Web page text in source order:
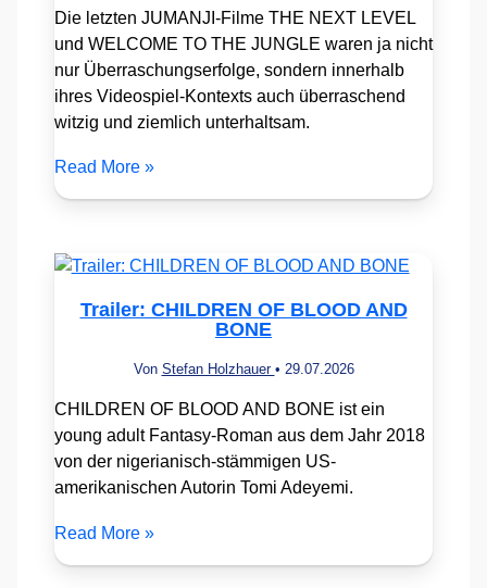
Die letzten JUMANJI-Filme THE NEXT LEVEL
und WELCOME TO THE JUNGLE waren ja nicht
nur Überraschungserfolge, sondern innerhalb
ihres Videospiel-Kontexts auch überraschend
witzig und ziemlich unterhaltsam.
Read More »
Trailer: CHILDREN OF BLOOD AND
BONE
Von Stefan Holzhauer • 29.07.2026
CHILDREN OF BLOOD AND BONE ist ein
young adult Fantasy-Roman aus dem Jahr 2018
von der nigerianisch-stämmigen US-
amerikanischen Autorin Tomi Adeyemi.
Read More »